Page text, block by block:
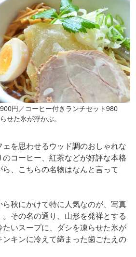
円／コーヒー付きランチセット980
せた氷が浮かぶ。
を思わせるウッド調のおしゃれな
コーヒー、紅茶などが好評な本格
、こちらの名物はなんと言って
秋にかけて特に人気なのが、写真
その名の通り、山形を発祥とする
いスープに、ダシを凍らせた氷が
キンに冷えて締まった歯ごたえの